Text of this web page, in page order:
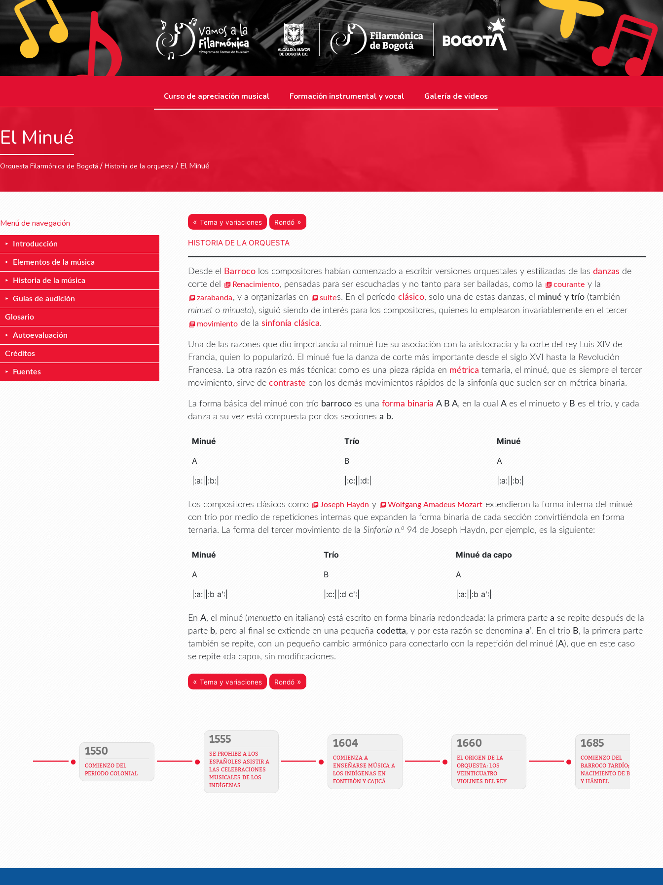
Curso de apreciación musical Formación instrumental y vocal Galería de videos
El Minué
Orquesta Filarmónica de Bogotá / Historia de la orquesta / El Minué
Menú de navegación
Introducción
Elementos de la música
Historia de la música
Guías de audición
Glosario
Autoevaluación
Créditos
Fuentes
«Tema y variaciones Rondó »
HISTORIA DE LA ORQUESTA
Desde el Barroco los compositores habían comenzado a escribir versiones orquestales y estilizadas de lasdanzas de
corte del
Renacimiento, pensadas para ser escuchadas y no tanto para ser bailadas, como la courante y la
zarabanda, y a organizarlas en suites. En el períodoclásico, solo una de estas danzas, el minué y trío (también
minuet ominueto), siguió siendo de interés para los compositores, quienes lo emplearon invariablemente en el tercer
movimiento de lasinfonía clásica.
Una de las razones que dio importancia al minué fue su asociación con la aristocracia y la corte del rey Luis XIV de
Francia, quien lo popularizó. El minué fue la danza de corte más importante desde el siglo XVI hasta la Revolución
Francesa. La otra razón es más técnica: como es una pieza rápida en métrica ternaria, el minué, que es siempre el tercer
movimiento, sirve decontraste con los demás movimientos rápidos de la sinfonía que suelen ser en métrica binaria.
La forma básica del minué con trío barroco es unaforma binaria A B A, en la cualA es el minueto y B es el trío, y cada
danza a su vez está compuesta por dos seccionesa b.
Minué Trío
Minué
A
B
A
|:a:||:b:|
|:c:||:d:| |:a:||:b:|
Los compositores clásicos como Joseph Haydn y Wolfgang Amadeus Mozart extendieron la forma interna del minué
con trío por medio de repeticiones internas que expanden la forma binaria de cada sección convirtiéndola en forma
ternaria. La forma del tercer movimiento de laSinfonía n.o 94 de Joseph Haydn, por ejemplo, es la siguiente:
Minué Trío
Minué da capo
A
B
A
|:a:||:b a':|
|:c:||:d c':| |:a:||:b a':|
EnA, el minué (menuetto en italiano) está escrito en forma binaria redondeada: la primera partea se repite después de la
parte b, pero al final se extiende en una pequeñacodetta, y por esta razón se denominaa’. En el trío B, la primera parte
también se repite, con un pequeño cambio armónico para conectarlo con la repetición del minué (A), que en este caso
se repite «da capo», sin modificaciones.
«Tema y variaciones Rondó »
1550
COMIENZO DEL
PERIODO COLONIAL
1555
SE PROHIBE A LOS
ESPAÑOLES ASISTIR A
LAS CELEBRACIONES
MUSICALES DE LOS
INDÍGENAS
1604
COMIENZA A
ENSEÑARSE MÚSICA A
LOS INDÍGENAS EN
FONTIBÓN Y CAJICÁ
1660
EL ORIGEN DE LA
ORQUESTA: LOS
VEINTICUATRO
VIOLINES DEL REY
1685
COMIENZO DEL
BARROCO TARDÍO;
NACIMIENTO DE BACH
Y HÄNDEL